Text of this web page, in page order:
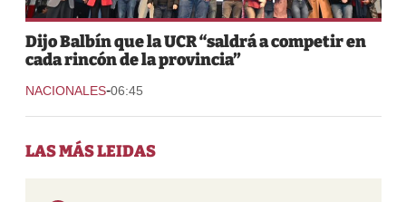
Dijo Balbín que la UCR “saldrá a competir en
cada rincón de la provincia”
NACIONALES-06:45
LAS MÁS LEIDAS